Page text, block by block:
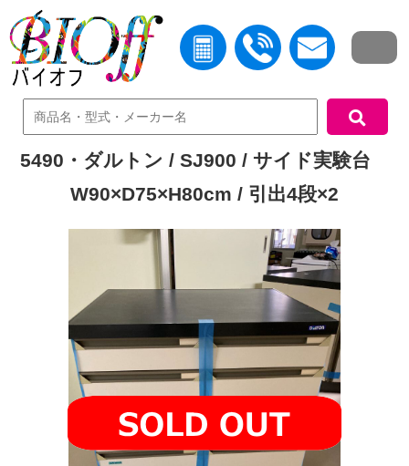
中古機器検索
5490・ダルトン / SJ900 / サイド実験台
W90×D75×H80cm / 引出4段×2